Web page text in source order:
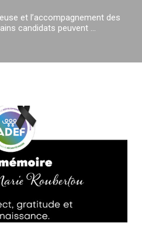
et l’accompagnement des
candidats peuvent ...